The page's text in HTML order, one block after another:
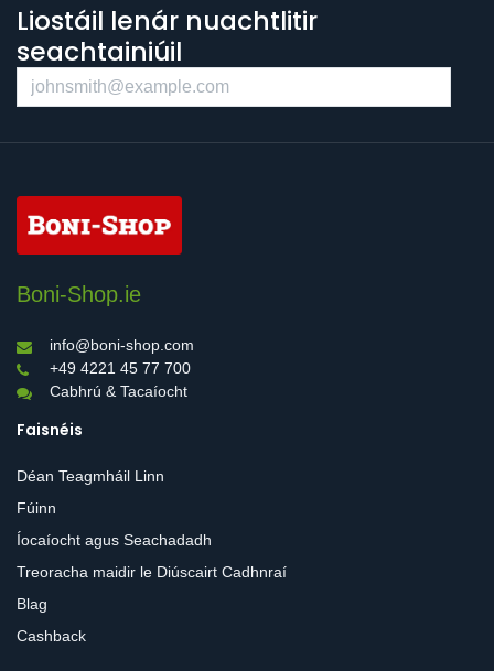
Liostáil lenár nuachtlitir
seachtainiúil
Boni-Shop.ie
info@boni-shop.com
+49 4221 45 77 700
Cabhrú & Tacaíocht
Faisnéis
Déan Teagmháil Linn
Fúinn
Íocaíocht agus Seachadadh
Treoracha maidir le Diúscairt Cadhnraí
Blag
Cashback